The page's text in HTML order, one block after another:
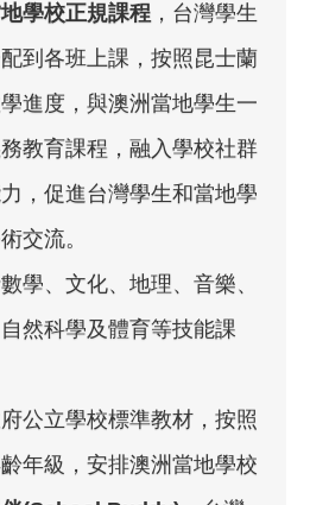
學校正規課程 ，台灣學生
到各班上課，按照昆士蘭
進度，與澳洲當地學生一
教育課程，融入學校社群
，促進台灣學生和當地學
交流。
學、文化、地理、音樂、
然科學及體育等技能課
公立學校標準教材，按照
年級，安排澳洲當地學校